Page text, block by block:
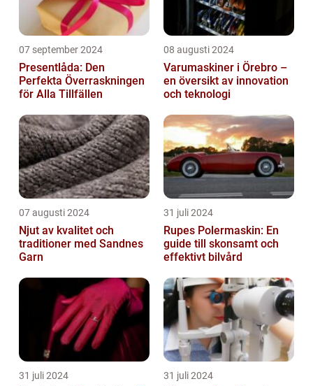
07 september 2024
Presentlåda: Den
Perfekta Överraskningen
för Alla Tillfällen
08 augusti 2024
Varumaskiner i Örebro –
en översikt av innovation
och teknologi
07 augusti 2024
Njut av kvalitet och
traditioner med Sandnes
Garn
31 juli 2024
Rupes Polermaskin: En
guide till skonsamt och
effektivt bilvård
31 juli 2024 31 juli 2024